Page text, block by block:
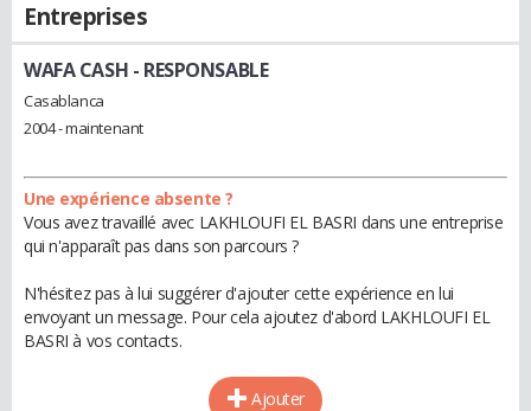
Entreprises
WAFA CASH - RESPONSABLE
Casablanca
2004 - maintenant
Une expérience absente ?
Vous avez travaillé avec LAKHLOUFI EL BASRI dans une entreprise
qui n'apparaît pas dans son parcours ?
N'hésitez pas à lui suggérer d'ajouter cette expérience en lui
envoyant un message. Pour cela ajoutez d'abord LAKHLOUFI EL
BASRI à vos contacts.
Ajouter